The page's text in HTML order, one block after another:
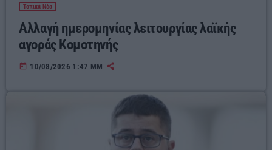
Τοπικά Νέα
Αλλαγή ημερομηνίας λειτουργίας λαϊκής
αγοράς Κομοτηνής
today 10/08/2026 1:47 ΜΜ